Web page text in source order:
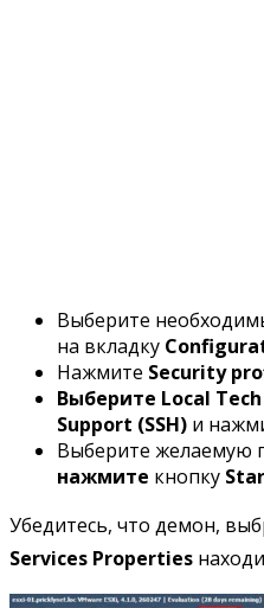
Выберите
на вкладку
Нажмите Security
Выберите Local
Support (SSH) и
Выберите желаемую
нажмите кнопку
Убедитесь, что демон,
Services Properties